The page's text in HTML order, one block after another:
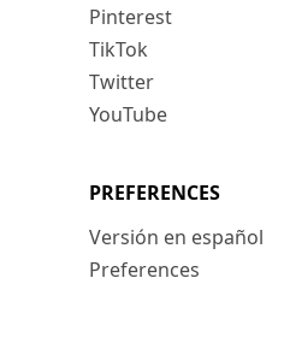
Pinterest
TikTok
Twitter
YouTube
PREFERENCES
Versión en español
Preferences